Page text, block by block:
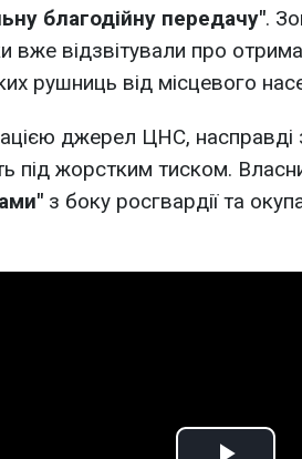
благодійну передачу".
вже відзвітували про
рушниць від місцевого
джерел ЦНС,
під жорстким тиском.
з боку росгвардії та